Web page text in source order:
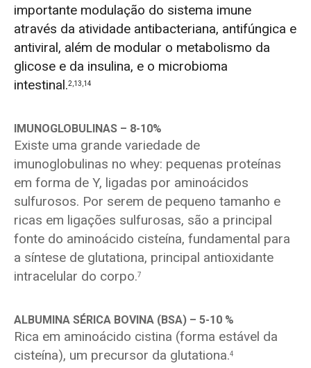
importante modulação do sistema imune
através da atividade antibacteriana, antifúngica e
antiviral, além de modular o metabolismo da
glicose e da insulina, e o microbioma
intestinal.2,13,14
IMUNOGLOBULINAS – 8-10%
Existe uma grande variedade de
imunoglobulinas no whey: pequenas proteínas
em forma de Y, ligadas por aminoácidos
sulfurosos. Por serem de pequeno tamanho e
ricas em ligações sulfurosas, são a principal
fonte do aminoácido cisteína, fundamental para
a síntese de glutationa, principal antioxidante
intracelular do corpo.7
ALBUMINA SÉRICA BOVINA (BSA) – 5-10 %
Rica em aminoácido cistina (forma estável da
cisteína), um precursor da glutationa.4